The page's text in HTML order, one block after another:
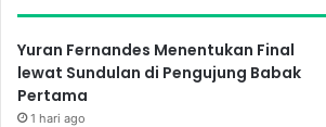
Yuran Fernandes Menentukan Final
lewat Sundulan di Pengujung Babak
Pertama
1 hari ago